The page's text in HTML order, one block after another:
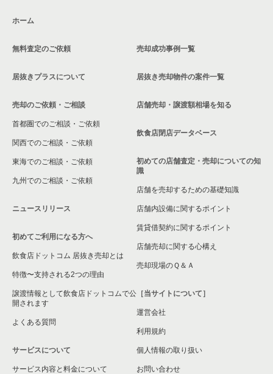
ホーム
無料査定のご依頼
居抜きプラスについて
売却のご依頼・ご相談
首都圏でのご相談・ご依頼
関西でのご相談・ご依頼
東海でのご相談・ご依頼
九州でのご相談・ご依頼
ニュースリリース
初めてご利用になる方へ
飲食店ドットコム 居抜き売却とは
特徴〜支持される2つの理由
譲渡情報として飲食店ドットコムで公
開されます
よくある質問
サービスについて
サービス内容と料金について
売却成功事例一覧
居抜き売却物件の案件一覧
店舗売却・譲渡額相場を知る
飲食店閉店データベース
初めての店舗査定・売却についての知
識
店舗を売却するための基礎知識
店舗内設備に関するポイント
賃貸借契約に関するポイント
店舗売却に関する心構え
売却現場のＱ＆Ａ
［当サイトについて］
運営会社
利用規約
個人情報の取り扱い
お問い合わせ